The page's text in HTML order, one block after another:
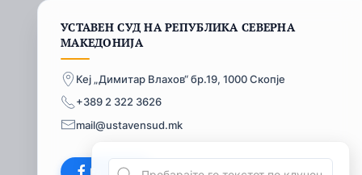
УСТАВЕН СУД НА РЕПУБЛИКА СЕВЕРНА
МАКЕДОНИЈА
Кеј „Димитар Влахов“ бр.19, 1000 Скопје
+389 2 322 3626
mail@ustavensud.mk
Facebook